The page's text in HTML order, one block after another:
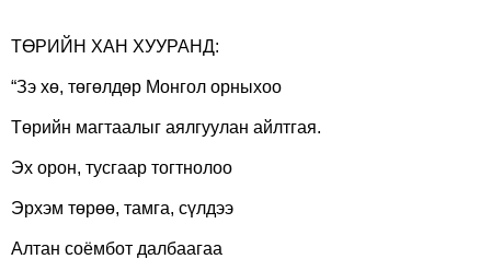
ТӨРИЙН ХАН ХУУРАНД:
“Зэ хө, төгөлдөр Монгол орныхоо
Төрийн магтаалыг аялгуулан айлтгая.
Эх орон, тусгаар тогтнолоо
Эрхэм төрөө, тамга, сүлдээ
Алтан соёмбот далбаагаа